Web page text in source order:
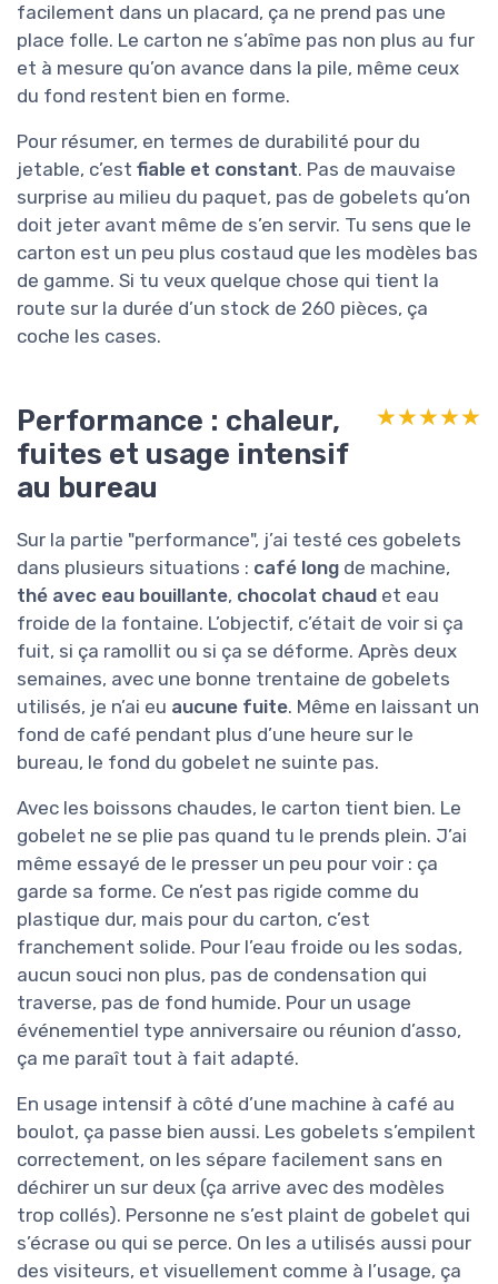
facilement dans un placard, ça ne prend pas une
place folle. Le carton ne s’abîme pas non plus au fur
et à mesure qu’on avance dans la pile, même ceux
du fond restent bien en forme.
Pour résumer, en termes de durabilité pour du
jetable, c’est fiable et constant. Pas de mauvaise
surprise au milieu du paquet, pas de gobelets qu’on
doit jeter avant même de s’en servir. Tu sens que le
carton est un peu plus costaud que les modèles bas
de gamme. Si tu veux quelque chose qui tient la
route sur la durée d’un stock de 260 pièces, ça
coche les cases.
Performance : chaleur,
fuites et usage intensif
au bureau
★★★★★
★★★★★
Sur la partie "performance", j’ai testé ces gobelets
dans plusieurs situations : café long de machine,
thé avec eau bouillante, chocolat chaud et eau
froide de la fontaine. L’objectif, c’était de voir si ça
fuit, si ça ramollit ou si ça se déforme. Après deux
semaines, avec une bonne trentaine de gobelets
utilisés, je n’ai eu aucune fuite. Même en laissant un
fond de café pendant plus d’une heure sur le
bureau, le fond du gobelet ne suinte pas.
Avec les boissons chaudes, le carton tient bien. Le
gobelet ne se plie pas quand tu le prends plein. J’ai
même essayé de le presser un peu pour voir : ça
garde sa forme. Ce n’est pas rigide comme du
plastique dur, mais pour du carton, c’est
franchement solide. Pour l’eau froide ou les sodas,
aucun souci non plus, pas de condensation qui
traverse, pas de fond humide. Pour un usage
événementiel type anniversaire ou réunion d’asso,
ça me paraît tout à fait adapté.
En usage intensif à côté d’une machine à café au
boulot, ça passe bien aussi. Les gobelets s’empilent
correctement, on les sépare facilement sans en
déchirer un sur deux (ça arrive avec des modèles
trop collés). Personne ne s’est plaint de gobelet qui
s’écrase ou qui se perce. On les a utilisés aussi pour
des visiteurs, et visuellement comme à l’usage, ça